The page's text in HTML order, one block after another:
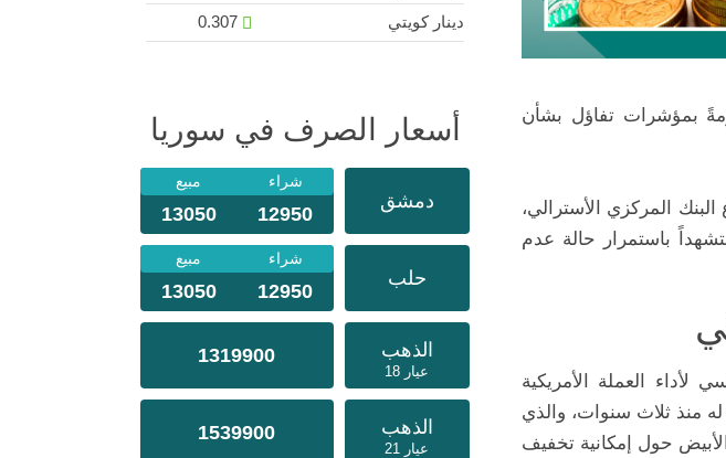
بمؤشرات تفاؤل بشأن
المركزي الأسترالي،
باستمرار حالة عدم
لأداء العملة الأمريكية
من أدنى مستوى له منذ ثلاث سنوات، والذي
حول إمكانية تخفيف
دينار كويتي
أسعار الصرف في سوريا
دمشق
شراء مبيع
12950
13050
حلب
شراء مبيع
12950
13050
الذهب
عيار 18
1319900
الذهب
عيار 21
1539900